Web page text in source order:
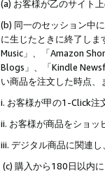
(a) お客様が乙のサイト
(b) 同一のセッション中
に生じたときに終了し
Music」、「Amazon
Blogs」、「Kindle
い商品を注文した時点
i. お客様が甲の1-Click注
ii. お客様が商品をショッ
iii. デジタル商品に関連
(c) 購入から180日以内